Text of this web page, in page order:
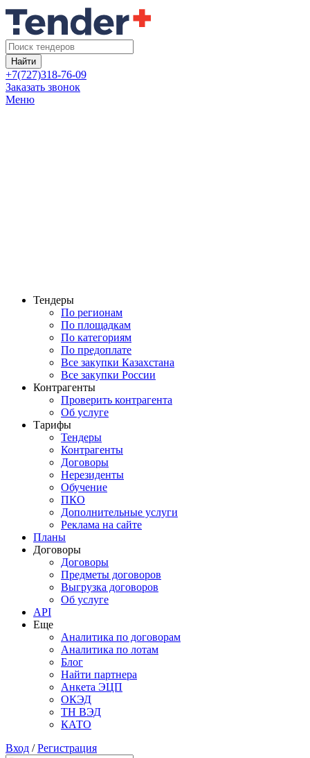
Найти
+7(727)318-76-09
Заказать звонок
Меню
Тендеры
По регионам
По площадкам
По категориям
По предоплате
Все закупки Казахстана
Все закупки России
Контрагенты
Проверить контрагента
Об услуге
Тарифы
Тендеры
Контрагенты
Договоры
Нерезиденты
Обучение
ПКО
Дополнительные услуги
Реклама на сайте
Планы
Договоры
Договоры
Предметы договоров
Выгрузка договоров
Об услуге
API
Еще
Аналитика по договорам
Аналитика по лотам
Блог
Найти партнера
Анкета ЭЦП
ОКЭД
ТН ВЭД
КАТО
Вход /Регистрация